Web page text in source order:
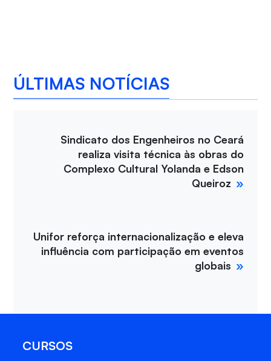
ÚLTIMAS NOTÍCIAS
Sindicato dos Engenheiros no Ceará
realiza visita técnica às obras do
Complexo Cultural Yolanda e Edson
Queiroz
Unifor reforça internacionalização e eleva
influência com participação em eventos
globais
CURSOS